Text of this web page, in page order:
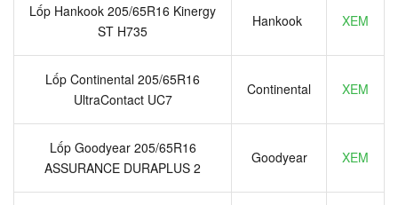
Lốp Hankook 205/65R16 Kinergy
ST H735
Hankook XEM
Lốp Continental 205/65R16
UltraContact UC7
Continental XEM
Lốp Goodyear 205/65R16
ASSURANCE DURAPLUS 2
Goodyear XEM